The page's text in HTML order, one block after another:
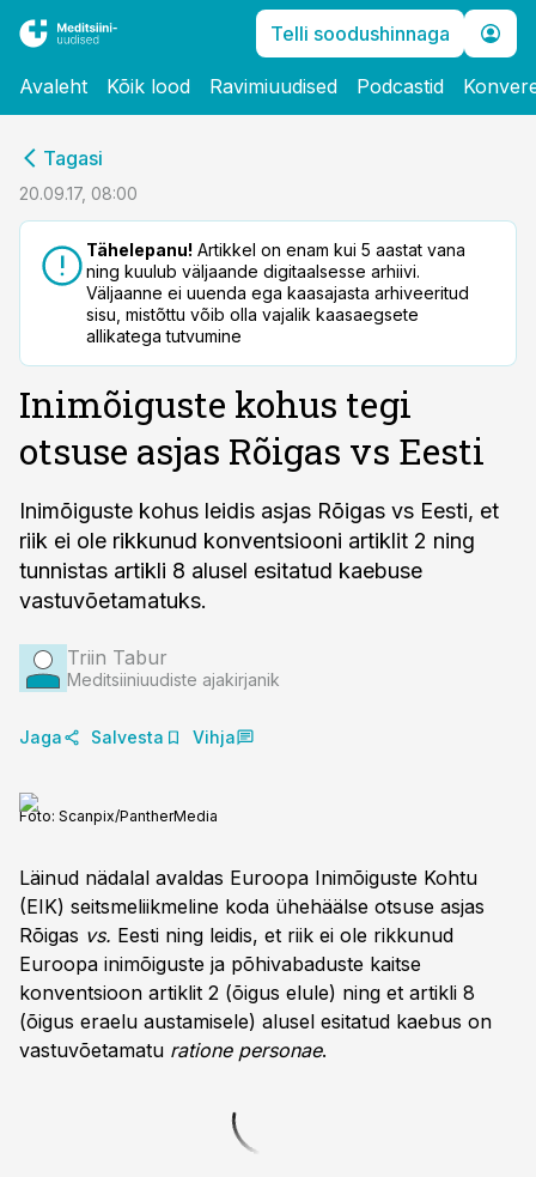
Telli soodushinnaga
Avaleht Kõik lood Ravimiuudised Podcastid
Tagasi
20.09.17, 08:00
Tähelepanu! Artikkel on enam kui 5 aastat vana
ning kuulub väljaande digitaalsesse arhiivi.
Väljaanne ei uuenda ega kaasajasta arhiveeritud
sisu, mistõttu võib olla vajalik kaasaegsete
allikatega tutvumine
Inimõiguste kohus tegi
otsuse asjas Rõigas vs Eesti
Inimõiguste kohus leidis asjas Rõigas vs Eesti, et
riik ei ole rikkunud konventsiooni artiklit 2 ning
tunnistas artikli 8 alusel esitatud kaebuse
vastuvõetamatuks.
Triin Tabur
Meditsiiniuudiste ajakirjanik
Jaga Salvesta Vihja
Foto: Scanpix/PantherMedia
Läinud nädalal avaldas Euroopa Inimõiguste Kohtu
(EIK) seitsmeliikmeline koda ühehäälse otsuse asjas
Rõigas vs. Eesti ning leidis, et riik ei ole rikkunud
Euroopa inimõiguste ja põhivabaduste kaitse
konventsioon artiklit 2 (õigus elule) ning et artikli 8
(õigus eraelu austamisele) alusel esitatud kaebus on
vastuvõetamatu ratione personae.